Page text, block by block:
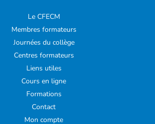
Le CFECM
Membres formateurs
Journées du collège
Centres formateurs
Liens utiles
Cours en ligne
Formations
Contact
Mon compte